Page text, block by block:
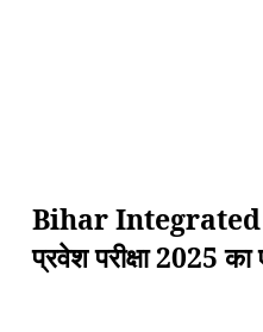
Bihar Integrated
प्रवेश परीक्षा 2025